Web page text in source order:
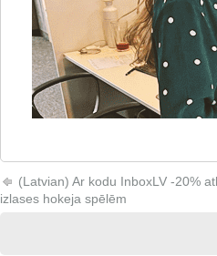
(Latvian) Ar kodu InboxLV -20%
izlases hokeja spēlēm